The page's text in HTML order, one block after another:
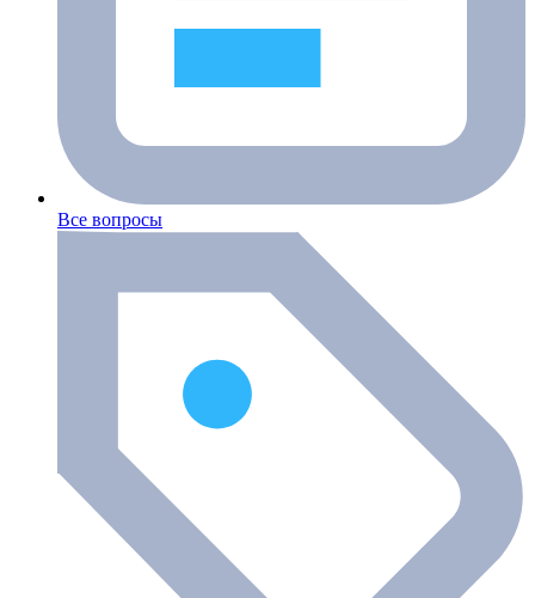
Все вопросы